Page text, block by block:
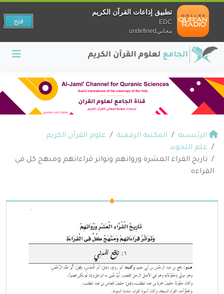
الرئيسية المكتبة الرقمية
علوم القرآن الكريم
علم التجويد
تاريخ القراء العشرة ورواتهم وتواتر قراءاتهم ومنهج كل في
القراءه
تطبيق إذاعات القرآن الكريم
EDC
مجانيundefined
فتح